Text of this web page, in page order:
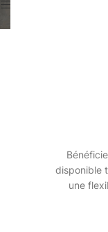
disponible
une